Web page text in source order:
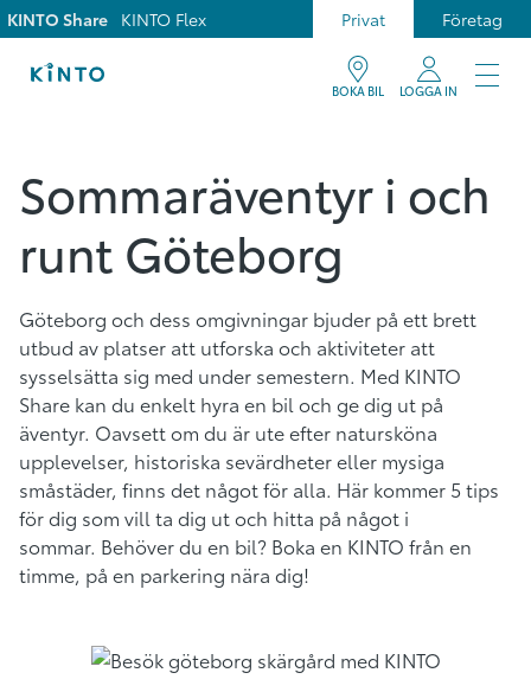
Privat Företag
KINTO Share KINTO Flex
BOKA BIL LOGGA IN
Sommaräventyr i och
runt Göteborg
Göteborg och dess omgivningar bjuder på ett brett
utbud av platser att utforska och aktiviteter att
sysselsätta sig med under semestern. Med KINTO
Share kan du enkelt hyra en bil och ge dig ut på
äventyr. Oavsett om du är ute efter natursköna
upplevelser, historiska sevärdheter eller mysiga
småstäder, finns det något för alla. Här kommer 5 tips
för dig som vill ta dig ut och hitta på något i
sommar. Behöver du en bil? Boka en KINTO från en
timme, på en parkering nära dig!